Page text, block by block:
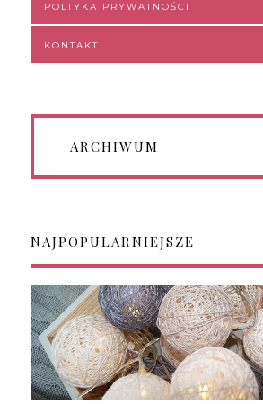
POLTYKA PRYWATNOŚCI
KONTAKT
ARCHIWUM
NAJPOPULARNIEJSZE